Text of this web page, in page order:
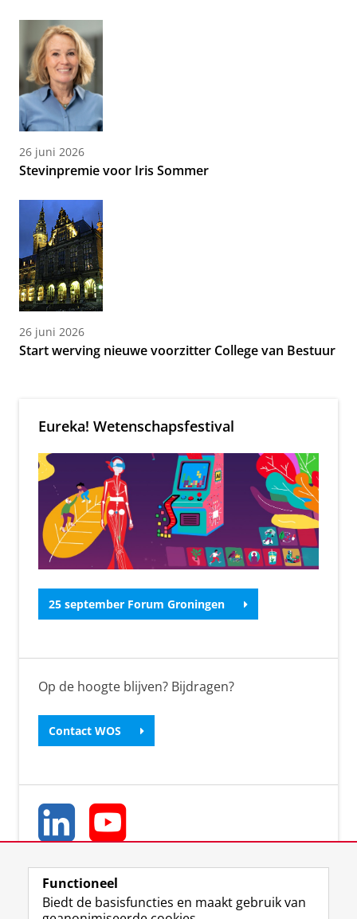
26 juni 2026
Stevinpremie voor Iris Sommer
26 juni 2026
Start werving nieuwe voorzitter College van Bestuur
Eureka! Wetenschapsfestival
25 september Forum Groningen
Op de hoogte blijven? Bijdragen?
Contact WOS
Functioneel
Biedt de basisfuncties en maakt gebruik van